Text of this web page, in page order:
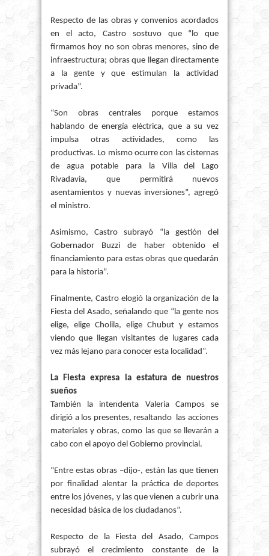
Respecto de las obras y convenios acordados
en el acto, Castro sostuvo que “lo que
firmamos hoy no son obras menores, sino de
infraestructura; obras que llegan directamente
a la gente y que estimulan la actividad
privada”.
“Son obras centrales porque estamos
hablando de energía eléctrica, que a su vez
impulsa otras actividades, como las
productivas. Lo mismo ocurre con las cisternas
de agua potable para la Villa del Lago
Rivadavia, que permitirá nuevos
asentamientos y nuevas inversiones”, agregó
el ministro.
Asimismo, Castro subrayó “la gestión del
Gobernador Buzzi de haber obtenido el
financiamiento para estas obras que quedarán
para la historia”.
Finalmente, Castro elogió la organización de la
Fiesta del Asado, señalando que “la gente nos
elige, elige Cholila, elige Chubut y estamos
viendo que llegan visitantes de lugares cada
vez más lejano para conocer esta localidad”.
La Fiesta expresa la estatura de nuestros
sueños
También la intendenta Valeria Campos se
dirigió a los presentes, resaltando las acciones
materiales y obras, como las que se llevarán a
cabo con el apoyo del Gobierno provincial.
“Entre estas obras –dijo-, están las que tienen
por finalidad alentar la práctica de deportes
entre los jóvenes, y las que vienen a cubrir una
necesidad básica de los ciudadanos”.
Respecto de la Fiesta del Asado, Campos
subrayó el crecimiento constante de la